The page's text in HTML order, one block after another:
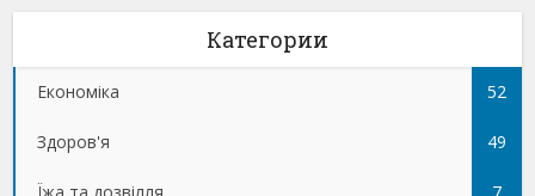
Категории
Економіка 52
Здоров'я 49